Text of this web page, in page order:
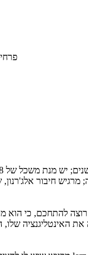
מרגיש חיבור אלג'רנון,
רוצה להתחכם, כי הוא
את האינטליגנציה